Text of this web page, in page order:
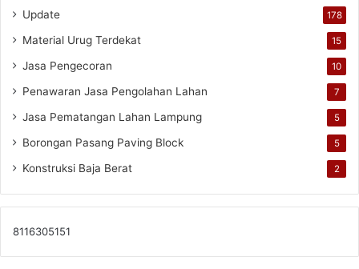
Update 178
Material Urug Terdekat 15
Jasa Pengecoran 10
Penawaran Jasa Pengolahan Lahan 7
Jasa Pematangan Lahan Lampung 5
Borongan Pasang Paving Block 5
Konstruksi Baja Berat 2
8116305151